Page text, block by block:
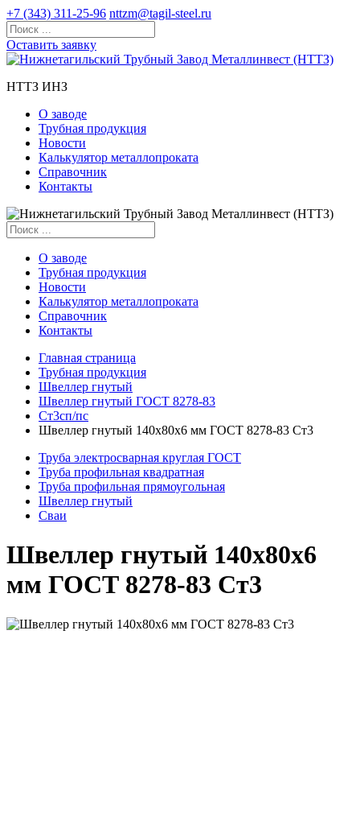
+7 (343) 311-25-96 nttzm@tagil-steel.ru
Оставить заявку
НТТЗ ИНЗ
О заводе
Трубная продукция
Новости
Калькулятор металлопроката
Справочник
Контакты
О заводе
Трубная продукция
Новости
Калькулятор металлопроката
Справочник
Контакты
Главная страница
Трубная продукция
Швеллер гнутый
Швеллер гнутый ГОСТ 8278-83
Ст3сп/пс
Швеллер гнутый 140x80x6 мм ГОСТ 8278-83 Ст3
Труба электросварная круглая ГОСТ
Труба профильная квадратная
Труба профильная прямоугольная
Швеллер гнутый
Сваи
Швеллер гнутый 140x80x6
мм ГОСТ 8278-83 Ст3